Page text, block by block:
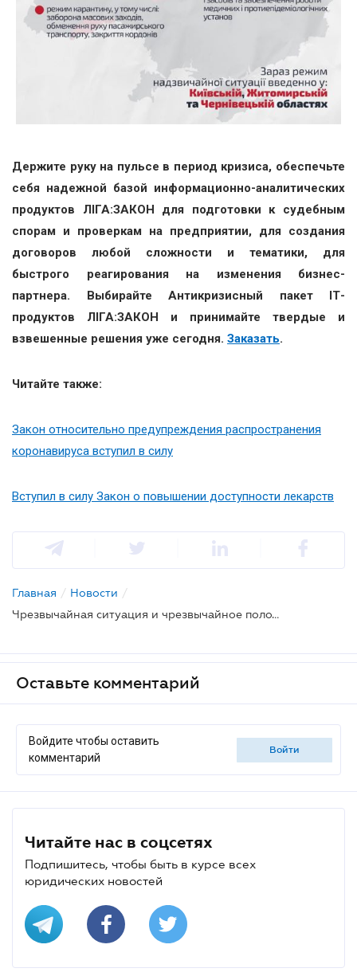
Держите руку на пульсе в период кризиса, обеспечьте
себя надежной базой информационно-аналитических
продуктов ЛІГА:ЗАКОН для подготовки к судебным
спорам и проверкам на предприятии, для создания
договоров любой сложности и тематики, для
быстрого реагирования на изменения бизнес-
партнера. Выбирайте Антикризисный пакет ІТ-
продуктов ЛІГА:ЗАКОН и принимайте твердые и
взвешенные решения уже сегодня. Заказать.
Читайте также:
Закон относительно предупреждения распространения
коронавируса вступил в силу
Вступил в силу Закон о повышении доступности лекарств
Главная / Новости /
Чрезвычайная ситуация и чрезвычайное положение: в чем разница
Оставьте комментарий
Войдите чтобы оставить
комментарий
войти
Читайте нас в соцсетях
Подпишитесь, чтобы быть в курсе всех
юридических новостей